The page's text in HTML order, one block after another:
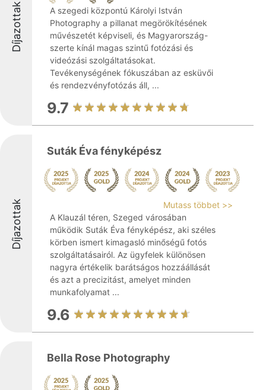
Díjazottak
A szegedi központú Károlyi István
Photography a pillanat megörökítésének
művészetét képviseli, és Magyarország-
szerte kínál magas szintű fotózási és
videózási szolgáltatásokat.
Tevékenységének fókuszában az esküvői
és rendezvényfotózás áll, ...
9.7
Díjazottak
Suták Éva fényképész
Mutass többet >>
A Klauzál téren, Szeged városában
működik Suták Éva fényképész, aki széles
körben ismert kimagasló minőségű fotós
szolgáltatásairól. Az ügyfelek különösen
nagyra értékelik barátságos hozzáállását
és azt a precizitást, amelyet minden
munkafolyamat ...
9.6
Bella Rose Photography